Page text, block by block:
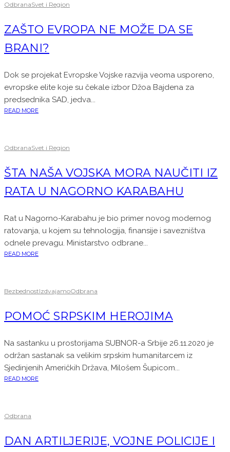
OdbranaSvet i Region
ZAŠTO EVROPA NE MOŽE DA SE
BRANI?
Dok se projekat Evropske Vojske razvija veoma usporeno,
evropske elite koje su čekale izbor Džoa Bajdena za
predsednika SAD, jedva...
READ MORE
OdbranaSvet i Region
ŠTA NAŠA VOJSKA MORA NAUČITI IZ
RATA U NAGORNO KARABAHU
Rat u Nagorno-Karabahu je bio primer novog modernog
ratovanja, u kojem su tehnologija, finansije i savezništva
odnele prevagu. Ministarstvo odbrane...
READ MORE
BezbednostIzdvajamoOdbrana
POMOĆ SRPSKIM HEROJIMA
Na sastanku u prostorijama SUBNOR-a Srbije 26.11.2020 je
održan sastanak sa velikim srpskim humanitarcem iz
Sjedinjenih Američkih Država, Milošem Šupicom...
READ MORE
Odbrana
DAN ARTILJERIJE, VOJNE POLICIJE I